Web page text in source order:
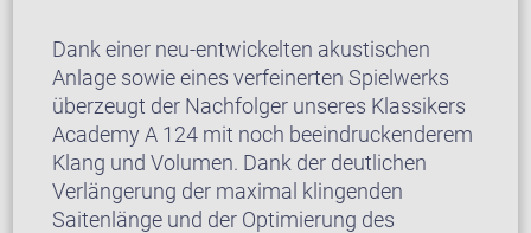
Dank einer neu-entwickelten akustischen
Anlage sowie eines verfeinerten Spielwerks
überzeugt der Nachfolger unseres Klassikers
Academy A 124 mit noch beeindruckenderem
Klang und Volumen. Dank der deutlichen
Verlängerung der maximal klingenden
Saitenlänge und der Optimierung des